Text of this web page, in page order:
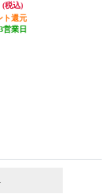
(税込)
ト還元
3営業日